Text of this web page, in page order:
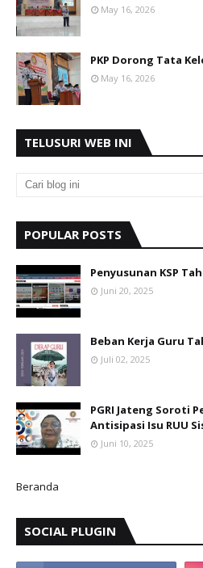
May 16, 2026
PKP Dorong Tata
May 16, 2026
TELUSURI WEB INI
POPULAR POSTS
Penyusunan KSP
Juni 20, 2025
Beban Kerja Guru
Juli 02, 2025
PGRI Jateng Soroti
Antisipasi Isu RUU
Juni 10, 2025
Beranda
SOCIAL PLUGIN